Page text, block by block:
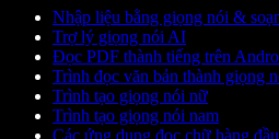
Nhập liệu bằng giọng nói &
Trợ lý giọng nói AI
Đọc PDF thành tiếng trên
Trình đọc văn bản thành giọng
Trình tạo giọng nói nữ
Trình tạo giọng nói nam